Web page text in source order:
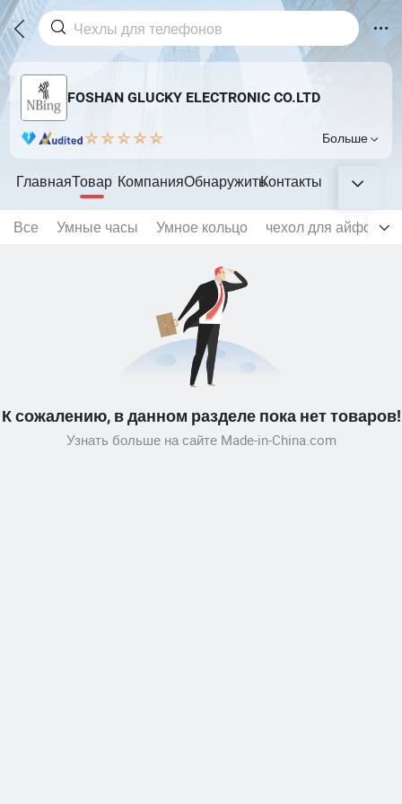
FOSHAN GLUCKY ELECTRONIC CO.LTD
Больше
ГлавнаяТовар КомпанияОбнаружитьКонтакты
Все Умные часы Умное кольцо чехол для айфона
К сожалению, в данном разделе пока нет товаров!
Узнать больше на сайте Made-in-China.com